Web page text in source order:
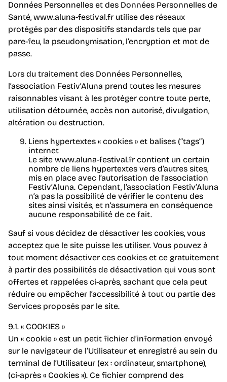
Données Personnelles et des Données Personnelles de
Santé, www.aluna-festival.fr utilise des réseaux
protégés par des dispositifs standards tels que par
pare-feu, la pseudonymisation, l’encryption et mot de
passe.
Lors du traitement des Données Personnelles,
l’association Festiv’Aluna prend toutes les mesures
raisonnables visant à les protéger contre toute perte,
utilisation détournée, accès non autorisé, divulgation,
altération ou destruction.
Liens hypertextes « cookies » et balises (“tags”)
internet
Le site www.aluna-festival.fr contient un certain
nombre de liens hypertextes vers d’autres sites,
mis en place avec l’autorisation de l’association
Festiv’Aluna. Cependant, l’association Festiv’Aluna
n’a pas la possibilité de vérifier le contenu des
sites ainsi visités, et n’assumera en conséquence
aucune responsabilité de ce fait.
Sauf si vous décidez de désactiver les cookies, vous
acceptez que le site puisse les utiliser. Vous pouvez à
tout moment désactiver ces cookies et ce gratuitement
à partir des possibilités de désactivation qui vous sont
offertes et rappelées ci-après, sachant que cela peut
réduire ou empêcher l’accessibilité à tout ou partie des
Services proposés par le site.
9.1. « COOKIES »
Un « cookie » est un petit fichier d’information envoyé
sur le navigateur de l’Utilisateur et enregistré au sein du
terminal de l’Utilisateur (ex : ordinateur, smartphone),
(ci-après « Cookies »). Ce fichier comprend des